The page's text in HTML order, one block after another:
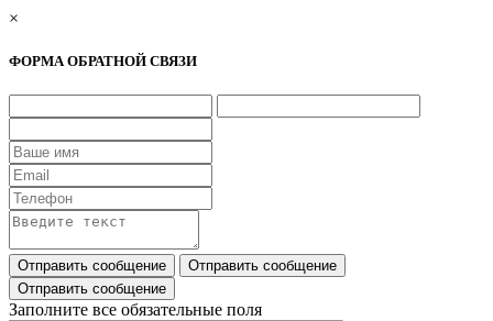
×
ФОРМА ОБРАТНОЙ СВЯЗИ
Заполните все обязательные поля